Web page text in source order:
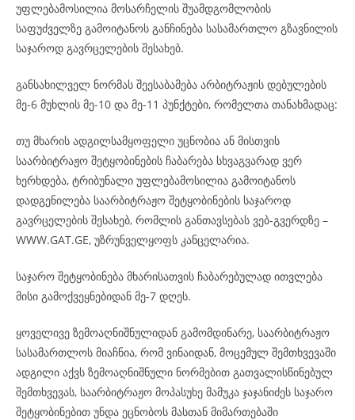
უფლებამოსილია მოსარჩელის შუამდგომლობის
საფუძველზე გამოიტანოს განჩინება სასამართლო გზავნილის
საჯაროდ გავრცელების შესახებ.
განსახილველ ნორმას შეესაბამება არბიტრაჟის დებულების
მე-6 მუხლის მე-10 და მე-11 პუნქტები, რომელთა თანახმადაც:
თუ მხარის ადგილსამყოფელი უცნობია ან მისთვის
საარბიტრაჟო შეტყობინების ჩაბარება სხვაგვარად ვერ
ხერხდება, ტრიბუნალი უფლებამოსილია გამოიტანოს
დადგენილება საარბიტრაჟო შეტყობინების საჯაროდ
გავრცელების შესახებ, რომლის განთავსებას ვებ-გვერდზე –
WWW.GAT.GE, უზრუნველყოფს კანცელარია.
საჯარო შეტყობინება მხარისათვის ჩაბარებულად ითვლება
მისი გამოქვეყნებიდან მე-7 დღეს.
ყოველივე ზემოაღნიშნულიდან გამომდინარე, საარბიტრაჟო
სასამართლოს მიაჩნია, რომ ვინაიდან, მოცემულ შემთხვევაში
ადგილი აქვს ზემოაღნიშნული ნორმებით გათვალისწინებულ
შემთხვევას, საარბიტრაჟო მოპასუხე მამუკა ჯაჯანიძეს საჯარო
შეტყობინებით უნდა ეცნობოს მასთან მიმართებაში